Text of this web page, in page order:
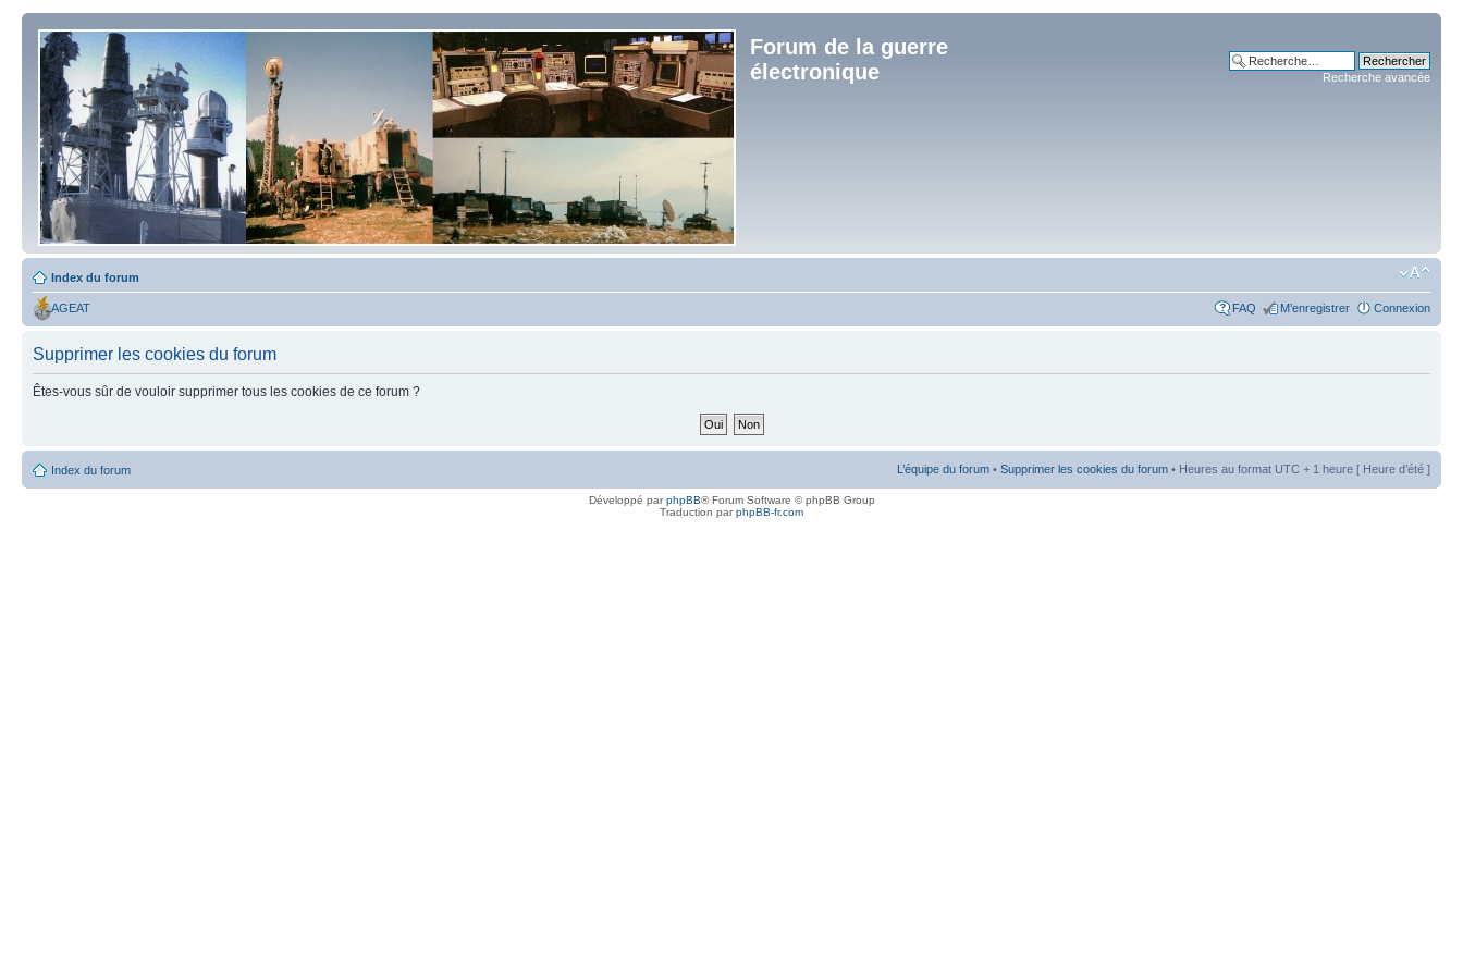
Forum de la guerre
électronique
Recherche avancée
Index du forum
AGEAT FAQ M’enregistrer Connexion
Supprimer les cookies du forum
Êtes-vous sûr de vouloir supprimer tous les cookies de ce forum ?
Index du forum L’équipe du forum • Supprimer les cookies du forum • Heures au format UTC + 1 heure [ Heure d’été ]
Développé parphpBB® Forum Software © phpBB Group
Traduction parphpBB-fr.com